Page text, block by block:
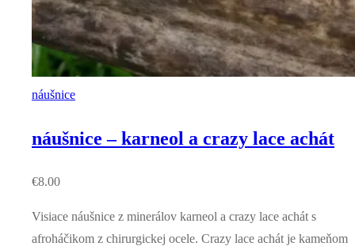
náušnice
náušnice – karneol a crazy lace achát
€8.00
Visiace náušnice z minerálov karneol a crazy lace achát s
afroháčikom z chirurgickej ocele. Crazy lace achát je kameňom